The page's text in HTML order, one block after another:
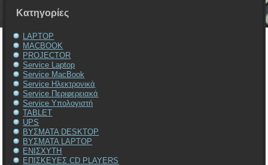
Kατηγορίες
LAPTOP
MACBOOK
PROJECTOR
Service Laptop
Service MacBook
Service Ηλεκτρονικά
Service Περιφερειακά
Service Υπολογιστή
TABLET
UPS
ΒΥΣΜΑΤΑ DESKTOP
ΒΥΣΜΑΤΑ LAPTOP
ΕΝΙΣΧΥΤΗ
ΕΠΙΣΚΕΥΕΣ CD PLAYERS